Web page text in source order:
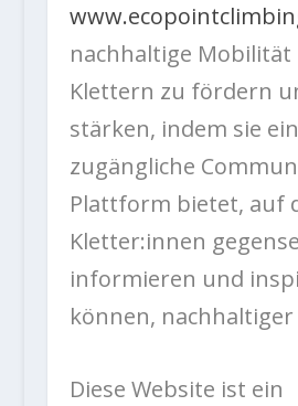
nachhaltige Mobilität
Klettern zu fördern
stärken, indem sie
zugängliche
Plattform bietet, auf
Kletter:innen
informieren und
können,
Diese Website ist ein